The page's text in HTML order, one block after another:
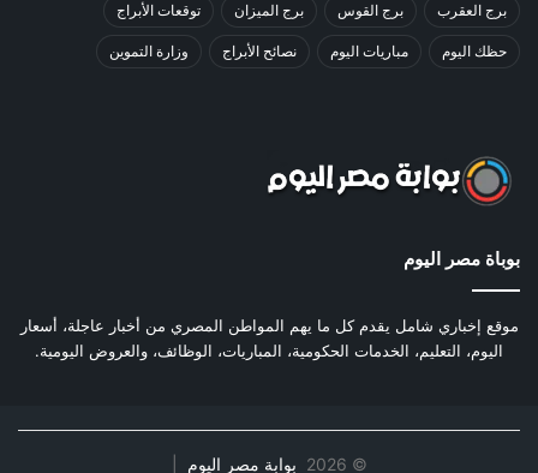
برج العقرب برج القوس برج الميزان توقعات الأبراج
حظك اليوم مباريات اليوم نصائح الأبراج وزارة التموين
بوباة مصر اليوم
موقع إخباري شامل يقدم كل ما يهم المواطن المصري من أخبار عاجلة، أسعار
اليوم، التعليم، الخدمات الحكومية، المباريات، الوظائف، والعروض اليومية.
©
2026 بوابة مصر اليوم